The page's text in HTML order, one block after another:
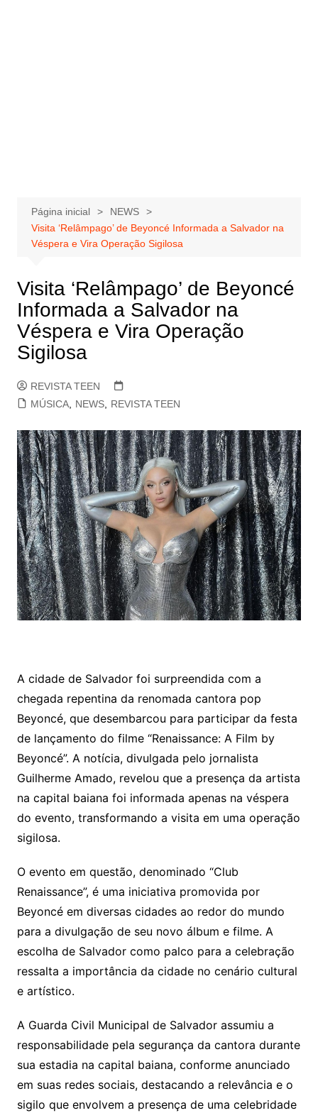
Página inicial
NEWS
Visita ‘Relâmpago’ de Beyoncé Informada a Salvador na
Véspera e Vira Operação Sigilosa
Visita ‘Relâmpago’ de Beyoncé
Informada a Salvador na
Véspera e Vira Operação
Sigilosa
REVISTA TEEN
MÚSICA, NEWS, REVISTA TEEN
A cidade de Salvador foi surpreendida com a
chegada repentina da renomada cantora pop
Beyoncé, que desembarcou para participar da festa
de lançamento do filme “Renaissance: A Film by
Beyoncé”. A notícia, divulgada pelo jornalista
Guilherme Amado, revelou que a presença da artista
na capital baiana foi informada apenas na véspera
do evento, transformando a visita em uma operação
sigilosa.
O evento em questão, denominado “Club
Renaissance”, é uma iniciativa promovida por
Beyoncé em diversas cidades ao redor do mundo
para a divulgação de seu novo álbum e filme. A
escolha de Salvador como palco para a celebração
ressalta a importância da cidade no cenário cultural
e artístico.
A Guarda Civil Municipal de Salvador assumiu a
responsabilidade pela segurança da cantora durante
sua estadia na capital baiana, conforme anunciado
em suas redes sociais, destacando a relevância e o
sigilo que envolvem a presença de uma celebridade